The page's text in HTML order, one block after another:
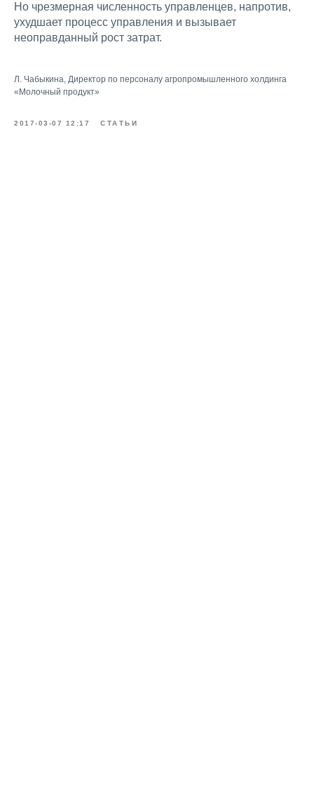
Но чрезмерная численность управленцев, напротив,
ухудшает процесс управления и вызывает
неоправданный рост затрат.
Л. Чабыкина, Директор по персоналу агропромышленного холдинга
«Молочный продукт»
2017-03-07 12:17 СТАТЬИ